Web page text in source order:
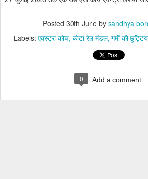
Posted 30th June by sandhya
Labels: एक्स्ट्रा कोच कोटा रेल मंडल गर्मी की
0 Add a comment